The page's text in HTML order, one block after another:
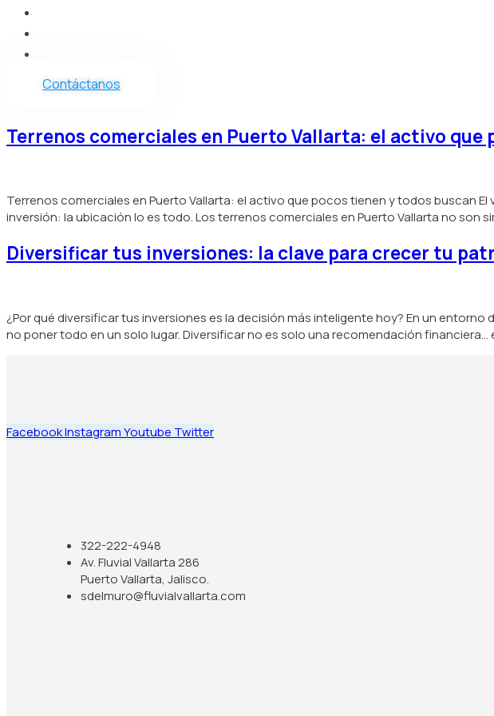
Contáctanos
Terrenos comerciales en Puerto Vallarta: el activo que
Terrenos comerciales en Puerto Vallarta: el activo que pocos tienen y todos buscan
inversión: la ubicación lo es todo. Los terrenos comerciales en Puerto Vallarta no
Diversificar tus inversiones: la clave para crecer tu
¿Por qué diversificar tus inversiones es la decisión más inteligente hoy? En un
no poner todo en un solo lugar. Diversificar no es solo una recomendación
FacebookInstagramYoutube Twitter
322-222-4948
Av. Fluvial Vallarta 286
Puerto Vallarta, Jalisco.
sdelmuro@fluvialvallarta.com